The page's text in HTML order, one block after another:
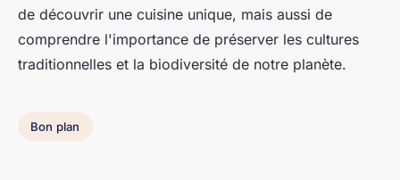
de découvrir une cuisine unique, mais aussi de
comprendre l'importance de préserver les cultures
traditionnelles et la biodiversité de notre planète.
Bon plan